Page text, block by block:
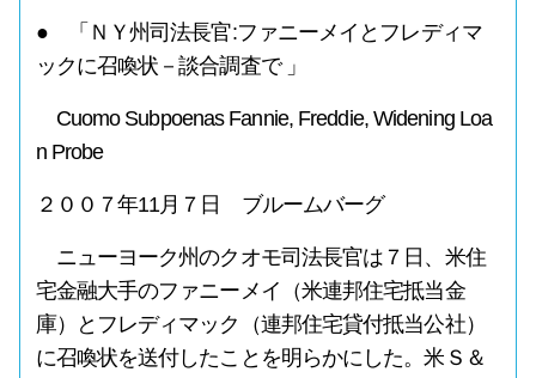
● 「ＮＹ州司法長官:ファニーメイとフレディマ
ックに召喚状－談合調査で 」
Cuomo Subpoenas Fannie, Freddie, Widening Loa
n Probe
２００７年11月７日 ブルームバーグ
ニューヨーク州のクオモ司法長官は７日、米住
宅金融大手のファニーメイ（米連邦住宅抵当金
庫）とフレディマック（連邦住宅貸付抵当公社）
に召喚状を送付したことを明らかにした。米Ｓ＆